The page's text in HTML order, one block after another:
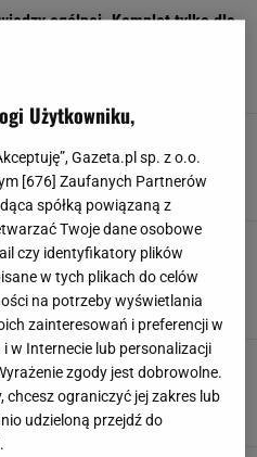
ogólnej. Komplet tylko dla
prawdziwe skarby
ZŁOTA KOPALNIE PODRÓŻE
się w krajach zachodnich. To
szczypta przyprawy i napój
KUCHNIA PRZEPISY
złota. W tych rzekach wciąż
Można wyłowić niezłe sumy
RZEKI ZŁOTO
Użytkowniku,
Gazeta.pl sp. z o.o.
[676] Zaufanych Partnerów
spółką powiązaną z
Twoje dane osobowe
czy identyfikatory plików
w tych plikach do celów
na potrzeby wyświetlania
zainteresowań i preferencji w
w Internecie lub personalizacji
zgody jest dobrowolne.
chcesz ograniczyć jej zakres lub
udzieloną przejdź do